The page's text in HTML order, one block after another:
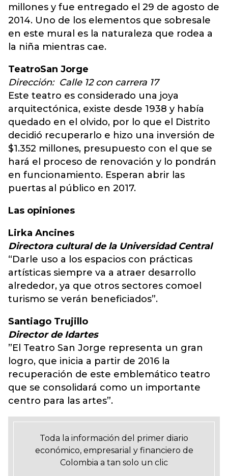
millones y fue entregado el 29 de agosto de
2014. Uno de los elementos que sobresale
en este mural es la naturaleza que rodea a
la niña mientras cae.
TeatroSan Jorge
Dirección: Calle 12 con carrera 17
Este teatro es considerado una joya
arquitectónica, existe desde 1938 y había
quedado en el olvido, por lo que el Distrito
decidió recuperarlo e hizo una inversión de
$1.352 millones, presupuesto con el que se
hará el proceso de renovación y lo pondrán
en funcionamiento. Esperan abrir las
puertas al público en 2017.
Las opiniones
Lirka Ancines
Directora cultural de la Universidad Central
“Darle uso a los espacios con prácticas
artísticas siempre va a atraer desarrollo
alrededor, ya que otros sectores comoel
turismo se verán beneficiados”.
Santiago Trujillo
Director de Idartes
”El Teatro San Jorge representa un gran
logro, que inicia a partir de 2016 la
recuperación de este emblemático teatro
que se consolidará como un importante
centro para las artes”.
Toda la información del primer diario
económico, empresarial y financiero de
Colombia a tan solo un clic